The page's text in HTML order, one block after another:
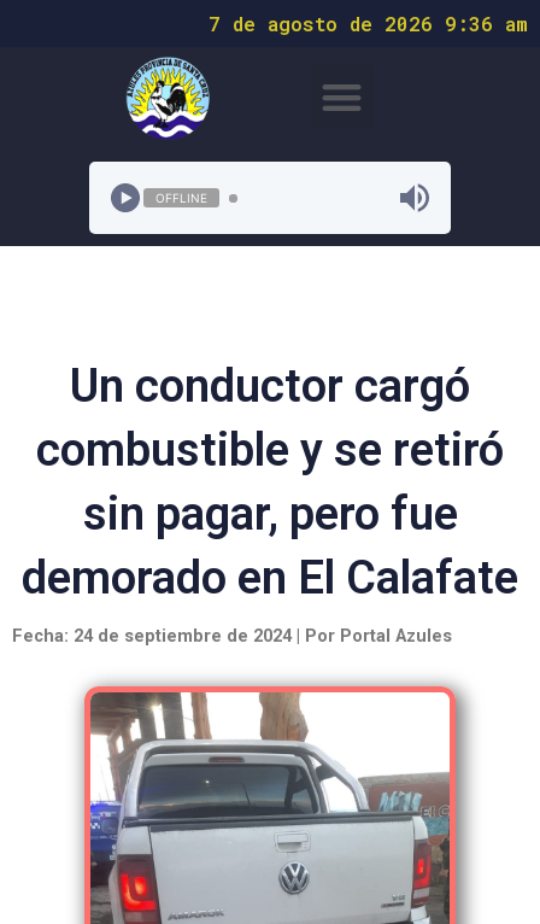
7 de agosto de 2026 9:36 am
OFFLINE
Un conductor cargó
combustible y se retiró
sin pagar, pero fue
demorado en El Calafate
Fecha: 24 de septiembre de 2024 | Por Portal Azules